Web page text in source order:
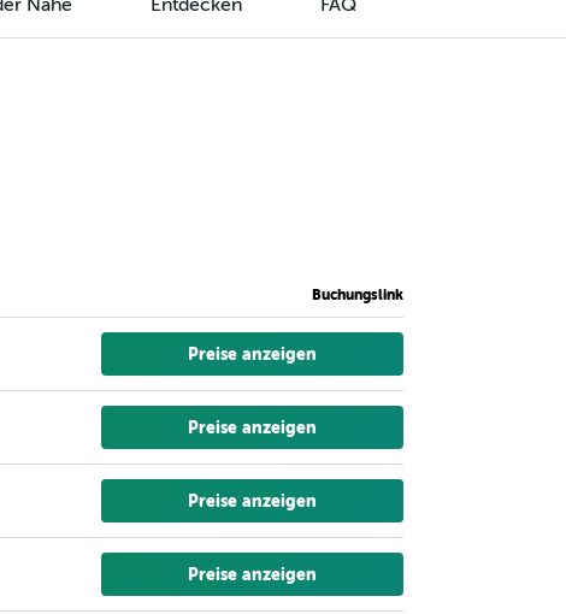
Buchungslink
Preise anzeigen
Preise anzeigen
Preise anzeigen
Preise anzeigen